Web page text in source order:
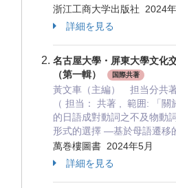
浙江工商大学出版社 2024
詳細を見る
名古屋大學・屏東大學文化
（第一輯）
国際共著
黃文車（主編） 担当分共
（ 担当： 共著 , 範囲: 「關
的日語成對動詞之不及物動
形式的選擇 ―基於母語遷移
萬巻樓圖書 2024年5月
詳細を見る